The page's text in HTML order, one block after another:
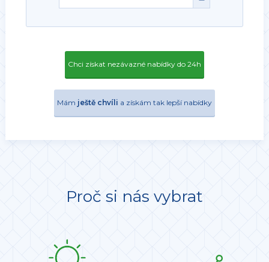
Chci získat nezávazné nabídky do 24h
Mám ještě chvíli a získám tak lepší nabídky
Proč si nás vybrat